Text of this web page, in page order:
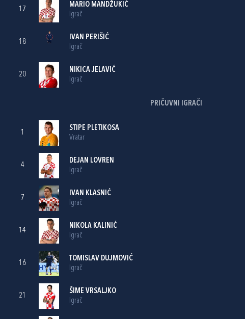
17
MARIO MANDŽUKIĆ
Igrač
18
IVAN PERIŠIĆ
Igrač
20
NIKICA JELAVIĆ
Igrač
PRIČUVNI IGRAČI
1
STIPE PLETIKOSA
Vratar
4
DEJAN LOVREN
Igrač
7
IVAN KLASNIĆ
Igrač
14
NIKOLA KALINIĆ
Igrač
16
TOMISLAV DUJMOVIĆ
Igrač
21
ŠIME VRSALJKO
Igrač